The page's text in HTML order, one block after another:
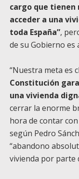
cargo que tienen
acceder a una
toda España”,
de su Gobierno es
“Nuestra meta es
Constitución
una vivienda
cerrar la enorme
hora de contar
según Pedro
“abandono
vivienda por parte